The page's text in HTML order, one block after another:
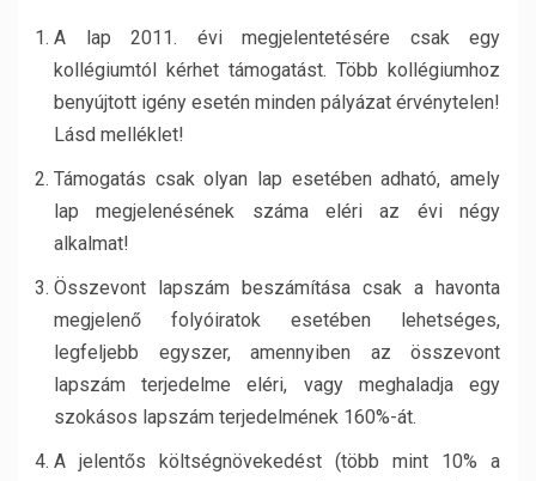
A lap 2011. évi megjelentetésére csak egy
kollégiumtól kérhet támogatást. Több kollégiumhoz
benyújtott igény esetén minden pályázat érvénytelen!
Lásd melléklet!
Támogatás csak olyan lap esetében adható, amely
lap megjelenésének száma eléri az évi négy
alkalmat!
Összevont lapszám beszámítása csak a havonta
megjelenő folyóiratok esetében lehetséges,
legfeljebb egyszer, amennyiben az összevont
lapszám terjedelme eléri, vagy meghaladja egy
szokásos lapszám terjedelmének 160%-át.
A jelentős költségnövekedést (több mint 10% a